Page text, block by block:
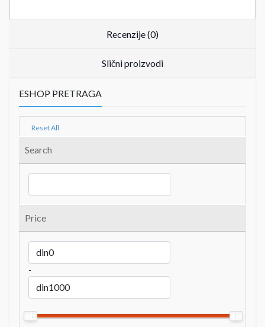
Recenzije (0)
Slični proizvodi
ESHOP PRETRAGA
Reset All
Search
Price
-